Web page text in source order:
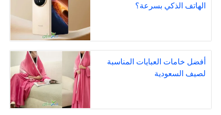
الهاتف الذكي بسرعة؟
أفضل خامات العبايات المناسبة
لصيف السعودية